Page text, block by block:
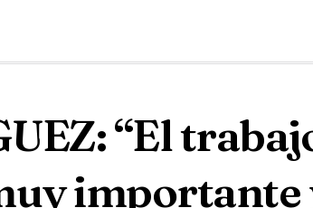
“El
importante